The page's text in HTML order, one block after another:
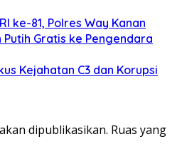
ke-81, Polres Way Kanan
Gratis ke Pengendara
Kejahatan C3 dan Korupsi
dipublikasikan. Ruas yang